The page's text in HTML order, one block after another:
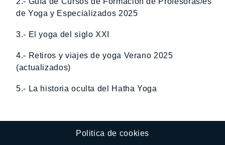
de Yoga y Especializados 2025
3.- El yoga del siglo XXI
4.- Retiros y viajes de yoga Verano 2025
(actualizados)
5.- La historia oculta del Hatha Yoga
Politica de cookies